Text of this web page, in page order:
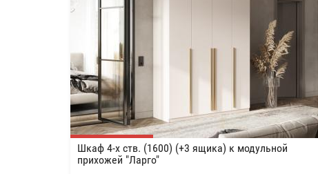
Шкаф 4-х ств. (1600) (+3 ящика) к модульной
прихожей "Ларго"